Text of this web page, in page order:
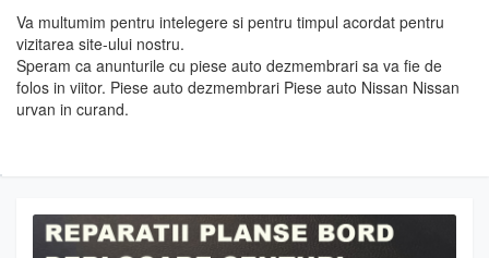
Va multumim pentru intelegere si pentru timpul acordat pentru
vizitarea site-ului nostru.
Speram ca anunturile cu piese auto dezmembrari sa va fie de
folos in viitor. Piese auto dezmembrari Piese auto Nissan Nissan
urvan in curand.